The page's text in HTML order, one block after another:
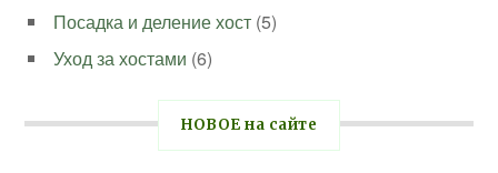
Посадка и деление хост (5)
Уход за хостами (6)
НОВОЕ на сайте